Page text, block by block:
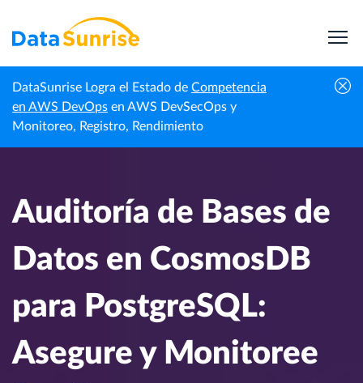
DataSunrise Logra el Estado de Competencia
en AWS DevOps en AWS DevSecOps y
Monitoreo, Registro, Rendimiento
Inicio
Centro de
Conocimiento
Auditoría de Bases de Datos en CosmosDB para
PostgreSQL: Asegure y Monitoree Sus Datos
Auditoría de Bases de
Datos en CosmosDB
para PostgreSQL:
Asegure y Monitoree